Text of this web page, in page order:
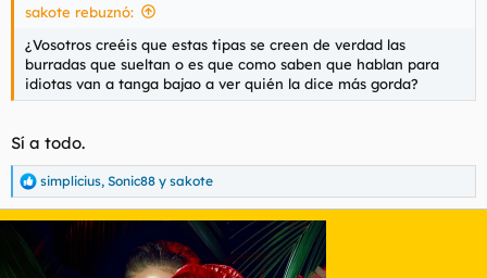
sakote rebuznó:
¿Vosotros creéis que estas tipas se creen de verdad las
burradas que sueltan o es que como saben que hablan para
idiotas van a tanga bajao a ver quién la dice más gorda?
Sí a todo.
R
e
a
simplicius, Sonic88 y sakote